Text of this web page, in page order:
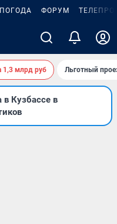
ПОГОДА ФОРУМ
1,3 млрд руб Льготный
Кузбассе в